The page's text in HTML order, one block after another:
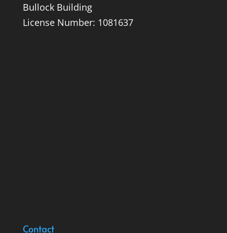
Bullock Building
License Number: 1081637
Contact